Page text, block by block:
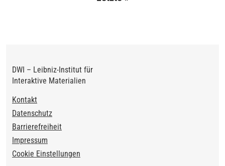
DWI – Leibniz-Institut für
Interaktive Materialien
Footer
Kontakt
Datenschutz
Barrierefreiheit
Impressum
Cookie Einstellungen